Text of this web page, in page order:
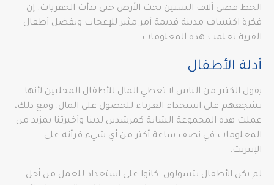
الخط قضى آلاف السنين تحت الأرض حتى بدأت الحفريات. إن
فكرة اكتشاف مدينة قديمة أمر مثير للإعجاب وبفضل أطفال
القرية تعلمت هذه المعلومات.
أدلة الأطفال
يقول الكثير من الناس لا تعطي المال للأطفال المحليين لأنها
تشجعهم على استجداء الغرباء للحصول على المال. ومع ذلك،
عملت هذه المجموعة الشابة كمرشدين لدينا وأخبرتنا بمزيد من
المعلومات في نصف ساعة أكثر من أي شيء قرأته على
الإنترنت.
لم يكن الأطفال يتسولون. كانوا على استعداد للعمل من أجل